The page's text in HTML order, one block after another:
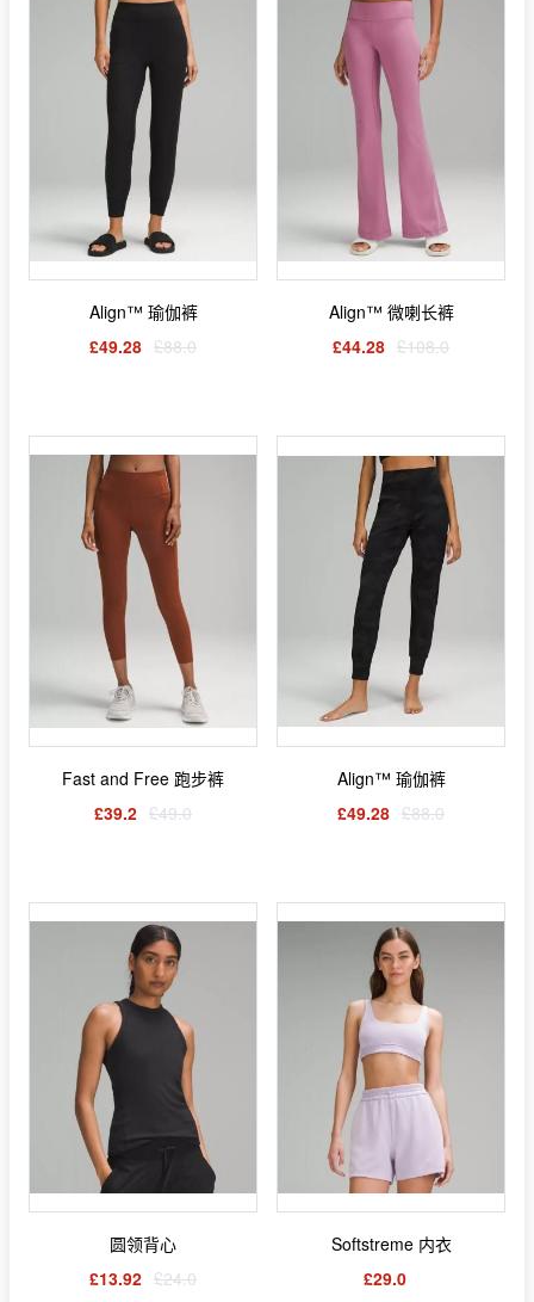
Align™ 瑜伽裤
£49.28 £88.0
Align™ 微喇长裤
£44.28 £108.0
Fast and Free 跑步裤
£39.2 £49.0
Align™ 瑜伽裤
£49.28 £88.0
圆领背心
£13.92 £24.0
Softstreme 内衣
£29.0